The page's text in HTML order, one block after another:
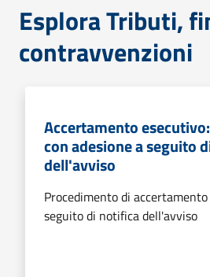
Esplora Tributi,
contravvenzioni
Accertamento
con adesione a seguito
dell'avviso
Procedimento di
seguito di notifica dell'avviso